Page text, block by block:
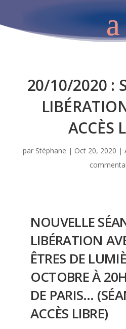
20/10/2020 :
ACCÈS
par Stéphane | Oct 20, 2020 |
NOUVELLE
LIBÉRATION
ÊTRES DE
OCTOBRE À
DE PARIS…
ACCÈS LIBRE)